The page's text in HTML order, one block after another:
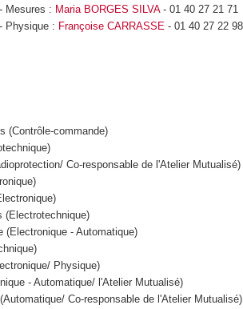
Mesures : Maria BORGES SILVA- 01 40 27 21 71
Physique : Françoise CARRASSE- 01 40 27 22 98
(Contrôle-commande)
Co-responsable de l'Atelier Mutualisé)
(Electrotechnique)
(Electronique - Automatique)
Physique)
- Automatique/ l'Atelier Mutualisé)
Co-responsable de l'Atelier Mutualisé)